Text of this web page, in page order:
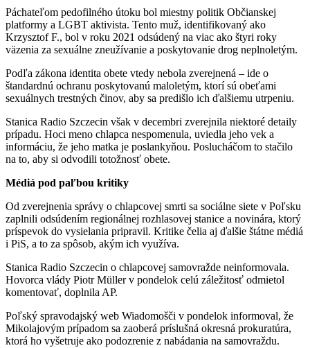
Páchateľom pedofilného útoku bol miestny politik Občianskej
platformy a LGBT aktivista. Tento muž, identifikovaný ako
Krzysztof F., bol v roku 2021 odsúdený na viac ako štyri roky
väzenia za sexuálne zneužívanie a poskytovanie drog neplnoletým.
Podľa zákona identita obete vtedy nebola zverejnená – ide o
štandardnú ochranu poskytovanú maloletým, ktorí sú obeťami
sexuálnych trestných činov, aby sa predišlo ich ďalšiemu utrpeniu.
Stanica Radio Szczecin však v decembri zverejnila niektoré detaily
prípadu. Hoci meno chlapca nespomenula, uviedla jeho vek a
informáciu, že jeho matka je poslankyňou. Poslucháčom to stačilo
na to, aby si odvodili totožnosť obete.
Médiá pod paľbou kritiky
Od zverejnenia správy o chlapcovej smrti sa sociálne siete v Poľsku
zaplnili odsúdením regionálnej rozhlasovej stanice a novinára, ktorý
príspevok do vysielania pripravil. Kritike čelia aj ďalšie štátne médiá
i PiS, a to za spôsob, akým ich využíva.
Stanica Radio Szczecin o chlapcovej samovražde neinformovala.
Hovorca vlády Piotr Müller v pondelok celú záležitosť odmietol
komentovať, doplnila AP.
Poľský spravodajský web Wiadomošči v pondelok informoval, že
Mikolajovým prípadom sa zaoberá príslušná okresná prokuratúra,
ktorá ho vyšetruje ako podozrenie z nabádania na samovraždu.